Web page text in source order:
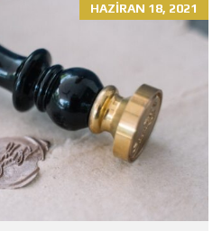
HAZIRAN 18, 2021